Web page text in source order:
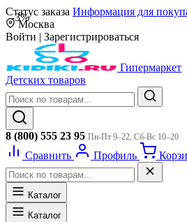
Статус заказа Информация для
Москва
Войти | Зарегистрироваться
Гипермаркет
Детских товаров
8 (800) 555 23 95 Пн-Пт 9–22, Сб-Вс 10–20
Сравнить Профиль
Каталог
Каталог
-3%